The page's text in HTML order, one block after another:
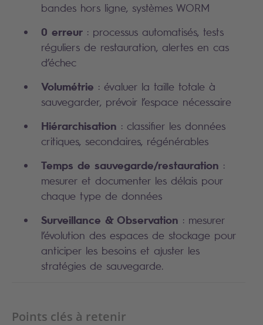
bandes hors ligne, systèmes WORM
0 erreur : processus automatisés, tests
réguliers de restauration, alertes en cas
d’échec
Volumétrie : évaluer la taille totale à
sauvegarder, prévoir l’espace nécessaire
Hiérarchisation : classifier les données
critiques, secondaires, régénérables
Temps de sauvegarde/restauration :
mesurer et documenter les délais pour
chaque type de données
Surveillance & Observation : mesurer
l’évolution des espaces de stockage pour
anticiper les besoins et ajuster les
stratégies de sauvegarde.
Points clés à retenir